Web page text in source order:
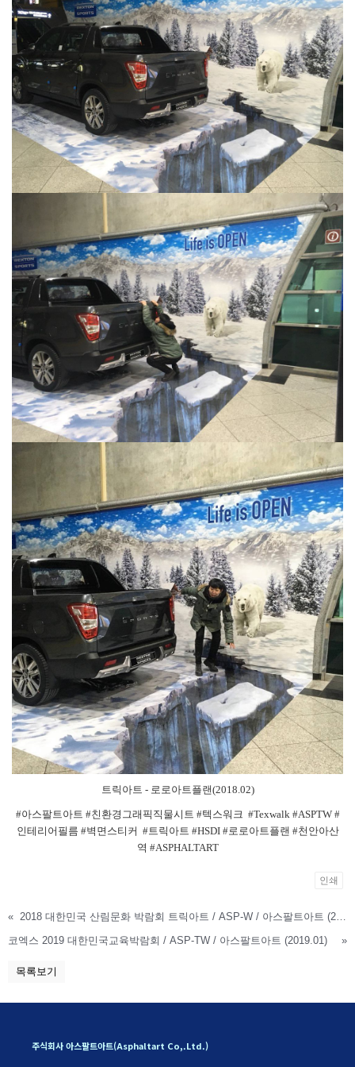
트릭아트 - 로로아트플랜(2018.02)
#아스팔트아트 #친환경그래픽직물시트 #텍스워크 #Texwalk #ASPTW #
인테리어필름 #벽면스티커 #트릭아트 #HSDI #로로아트플랜 #천안아산
역 #ASPHALTART
인쇄
«
2018 대한민국 산림문화 박람회 트릭아트 / ASP-W / 아스팔트아트 (2018.10)
코엑스 2019 대한민국교육박람회 / ASP-TW / 아스팔트아트 (2019.01)
»
목록보기
주식회사 아스팔트아트(Asphaltart Co,.Ltd.)